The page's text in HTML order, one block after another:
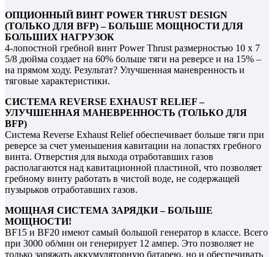
ОПЦИОННЫЙ ВИНТ POWER THRUST DESIGN
(ТОЛЬКО ДЛЯ BFP) – БОЛЬШЕ МОЩНОСТИ ДЛЯ
БОЛЬШИХ НАГРУЗОК
4-лопостной гребной винт Power Thrust размерностью 10 x 7
5/8 дюйма создает на 60% больше тяги на реверсе и на 15% –
на прямом ходу. Результат? Улучшенная маневренность и
тяговые характеристики.
СИСТЕМА REVERSE EXHAUST RELIEF –
УЛУЧШЕННАЯ МАНЕВРЕННОСТЬ (ТОЛЬКО ДЛЯ
BFP)
Система Reverse Exhaust Relief обеспечивает больше тяги при
реверсе за счет уменьшения кавитации на лопастях гребного
винта. Отверстия для выхода отработавших газов
располагаются над кавитационной пластиной, что позволяет
гребному винту работать в чистой воде, не содержащей
пузырьков отработавших газов.
МОЩНАЯ СИСТЕМА ЗАРЯДКИ – БОЛЬШЕ
МОЩНОСТИ!
BF15 и BF20 имеют самый большой генератор в классе. Всего
при 3000 об/мин он генерирует 12 ампер. Это позволяет не
только заряжать аккумуляторную батарею, но и обеспечивать